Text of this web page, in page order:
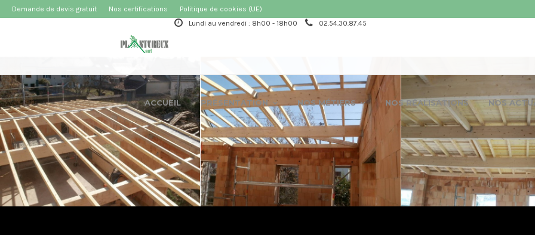
Demande de devis gratuit Nos certifications
Politique de cookies (UE)
Lundi au vendredi : 8h00 - 18h00
02.54.30.87.45
ACCUEIL PRÉSENTATION NOS MÉTIERS NOS RÉALISATIONS NOS